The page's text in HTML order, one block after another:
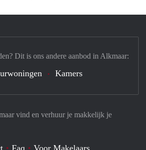
vind en verhuur je makkelijk je
Faq Voor Makelaars
Dit is ons andere aanbod in Alkmaar:
Kamers